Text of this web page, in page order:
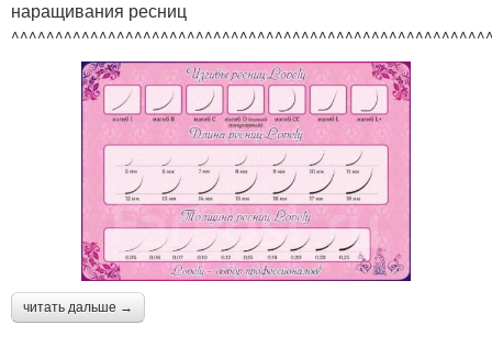
наращивания ресниц
читать дальше →